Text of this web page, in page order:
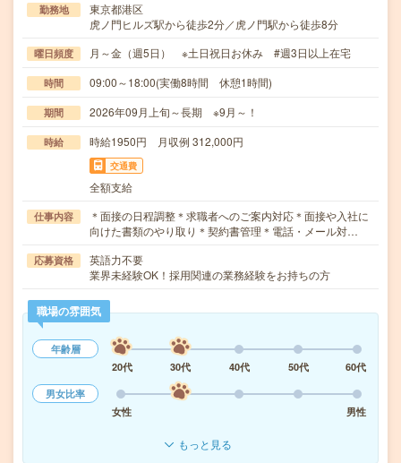
勤務地
東京都港区
虎ノ門ヒルズ駅から徒歩2分／虎ノ門駅から徒歩8分
曜日頻度 月～金（週5日） ※土日祝日お休み #週3日以上在宅
時間 09:00～18:00(実働8時間 休憩1時間)
期間 2026年09月上旬～長期 ※9月～！
時給 時給1950円 月収例 312,000円
交通費
全額支給
仕事内容
＊面接の日程調整＊求職者へのご案内対応＊面接や入社に
向けた書類のやり取り＊契約書管理＊電話・メール対…
応募資格
英語力不要
業界未経験OK！採用関連の業務経験をお持ちの方
職場の雰囲気
年齢層
20代
30代 40代 50代
60代
男女比率
女性
男性
もっと見る